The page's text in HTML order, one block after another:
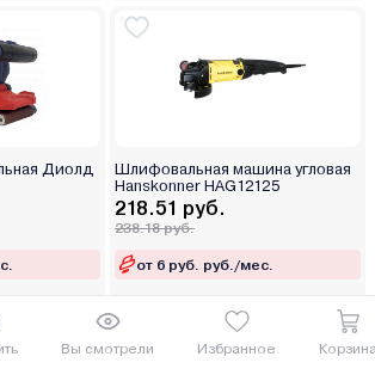
Вы смотрели Избранное
Диолд
Шлифовальная машина угловая
Hanskonner HAG12125
218.51 руб.
238.18 руб.
от 6 руб. руб./мес.
Купить